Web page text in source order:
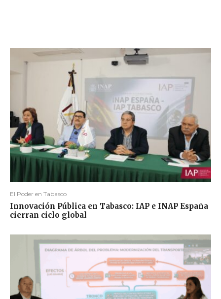
El Poder en Tabasco
Innovación Pública en Tabasco: IAP e INAP España
cierran ciclo global